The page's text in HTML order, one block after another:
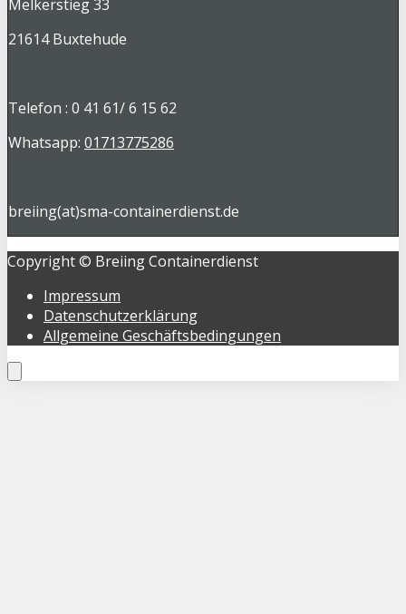
Melkerstieg 33
21614 Buxtehude
Telefon : 0 41 61/ 6 15 62
Whatsapp: 01713775286
breiing(at)sma-containerdienst.de
Copyright © Breiing Containerdienst
Impressum
Datenschutzerklärung
Allgemeine Geschäftsbedingungen